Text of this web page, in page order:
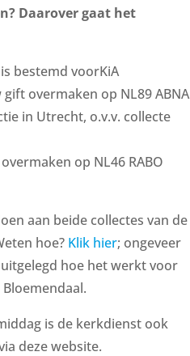
Daarover gaat het
bestemd voorKiA
overmaken op NL89 ABNA
in Utrecht, o.v.v. collecte
op NL46 RABO
aan beide collectes van de
hoe? Klik hier; ongeveer
hoe het werkt voor
is de kerkdienst ook
deze website.